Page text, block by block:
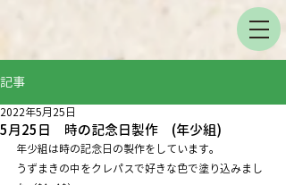
記事
5月25日 時の記念日製作 (年少組)
2022年5月25日
年少組は時の記念日の製作をしています。
うずまきの中をクレパスで好きな色で塗り込みまし